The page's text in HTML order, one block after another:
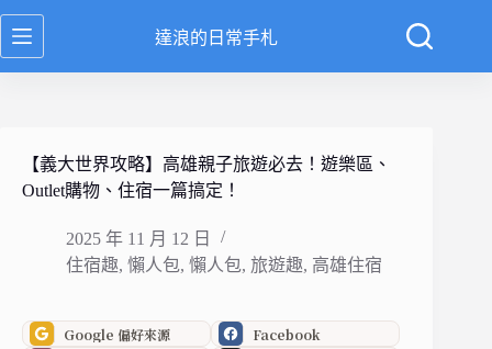
跳
至
達浪的日常手札
【義大世界攻略】高雄親子旅遊必去！遊樂區、
Outlet購物、住宿一篇搞定！
2025 年 11 月 12 日
住宿趣, 懶人包, 懶人包, 旅遊趣, 高雄住宿
Google 偏好來源
Facebook